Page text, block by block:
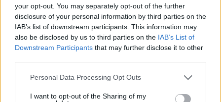
your opt-out. You may separately opt-out of the further
disclosure of your personal information by third parties on the
IAB’s list of downstream participants. This information may
also be disclosed by us to third parties on the IAB’s List of
Downstream Participants that may further disclose it to other
Please note that this website/app uses one or more Google
not limited to your visit or usage behaviour. You may click to
Personal Data Processing Opt Outs
I want to opt-out of the Sharing of my
Ρωσικό πλήγμα προκάλεσε ζημιές σε γήπεδο στην
Οδησσό μία ημέρα πριν από αγώνα πρωταθλήματος,
δείτε βίντεο
08.08.2026, 00:50
Είδατε σαμιαμίδι στο σπίτι σας; Γιατί δεν πρέπει να το
08.08.2026, 00:30
Αποκαλύφθηκε η αιτία θανάτου του 29χρονου πρώην